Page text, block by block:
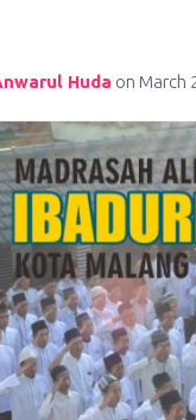
Huda on March